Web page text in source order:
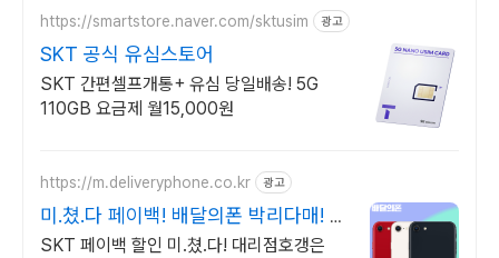
https://smartstore.naver.com/sktusim 광고
SKT 공식 유심스토어
SKT 간편셀프개통+ 유심 당일배송! 5G
110GB 요금제 월15,000원
https://m.deliveryphone.co.kr 광고
미.쳤.다 페이백! 배달의폰 박리다매! 무
조건 더 할인!
SKT 페이백 할인 미.쳤.다! 대리점호갱은